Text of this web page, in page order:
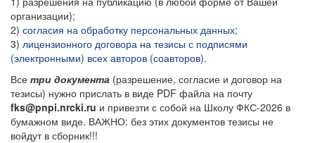
организации);
2) согласия на обработку персональных данных;
3) лицензионного договора на тезисы с подписями
(электронными) всех авторов (соавторов).
Все три документа (разрешение, согласие и договор на
тезисы) нужно прислать в виде PDF файла на почту
fks@pnpi.nrcki.ru и привезти с собой на Школу ФКС-2026 в
бумажном виде. ВАЖНО: без этих документов тезисы не
войдут в сборник!!!